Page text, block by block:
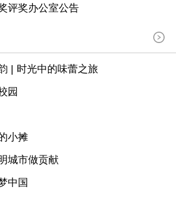
评奖办公室公告
| 时光中的味蕾之旅
园
小摊
城市做贡献
中国